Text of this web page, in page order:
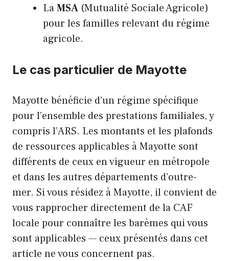
LaMSA (Mutualité Sociale Agricole)
pour les familles relevant du régime
agricole.
Le cas particulier de Mayotte
Mayotte bénéficie d’un régime spécifique
pour l’ensemble des prestations familiales, y
compris l’ARS. Les montants et les plafonds
de ressources applicables à Mayotte sont
différents de ceux en vigueur en métropole
et dans les autres départements d’outre-
mer. Si vous résidez à Mayotte, il convient de
vous rapprocher directement de la CAF
locale pour connaître les barèmes qui vous
sont applicables — ceux présentés dans cet
article ne vous concernent pas.